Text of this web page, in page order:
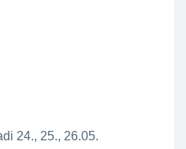
24., 25., 26.05.